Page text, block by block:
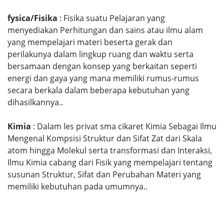
fysica/Fisika : Fisika suatu Pelajaran yang
menyediakan Perhitungan dan sains atau ilmu alam
yang mempelajari materi beserta gerak dan
perilakunya dalam lingkup ruang dan waktu serta
bersamaan dengan konsep yang berkaitan seperti
energi dan gaya yang mana memiliki rumus-rumus
secara berkala dalam beberapa kebutuhan yang
dihasilkannya..
Kimia : Dalam les privat sma cikaret Kimia Sebagai Ilmu
Mengenal Kompsisi Struktur dan Sifat Zat dari Skala
atom hingga Molekul serta transformasi dan Interaksi,
Ilmu Kimia cabang dari Fisik yang mempelajari tentang
susunan Struktur, Sifat dan Perubahan Materi yang
memiliki kebutuhan pada umumnya..